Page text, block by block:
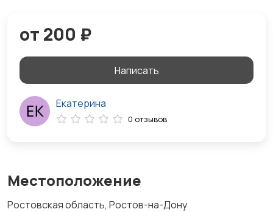
Местоположение
Ростовская область, Ростов-на-Дону
от 200 ₽
Написать
Екатерина
0 отзывов